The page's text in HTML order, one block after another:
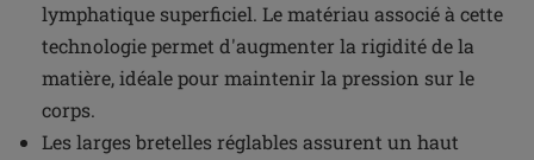
lymphatique superficiel. Le matériau associé à cette
technologie permet d'augmenter la rigidité de la
matière, idéale pour maintenir la pression sur le
corps.
Les larges bretelles réglables assurent un haut